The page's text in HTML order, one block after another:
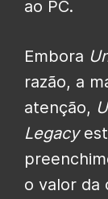
ao PC.
Embora
razão, a
atenção,
Legacy
o valor da